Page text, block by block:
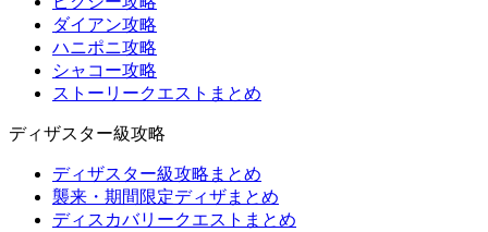
ダイアン攻略
ハニポニ攻略
シャコー攻略
ストーリークエストまとめ
ディザスター級攻略
ディザスター級攻略まとめ
襲来・期間限定ディザまとめ
ディスカバリークエストまとめ